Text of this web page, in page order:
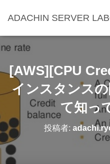
ADACHIN SERVER
[AWS][CPU
インスタンス
て知っ
投稿者: